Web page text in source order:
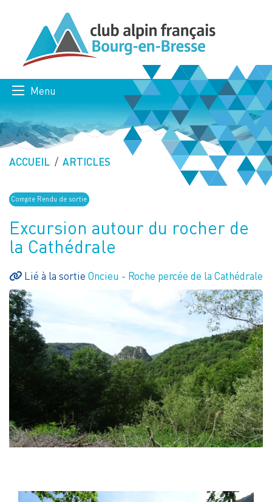
Menu
ACCUEIL ARTICLES
Compte Rendu de sortie
Excursion autour du rocher de
la Cathédrale
Lié à la sortie Oncieu - Roche percée de la Cathédrale